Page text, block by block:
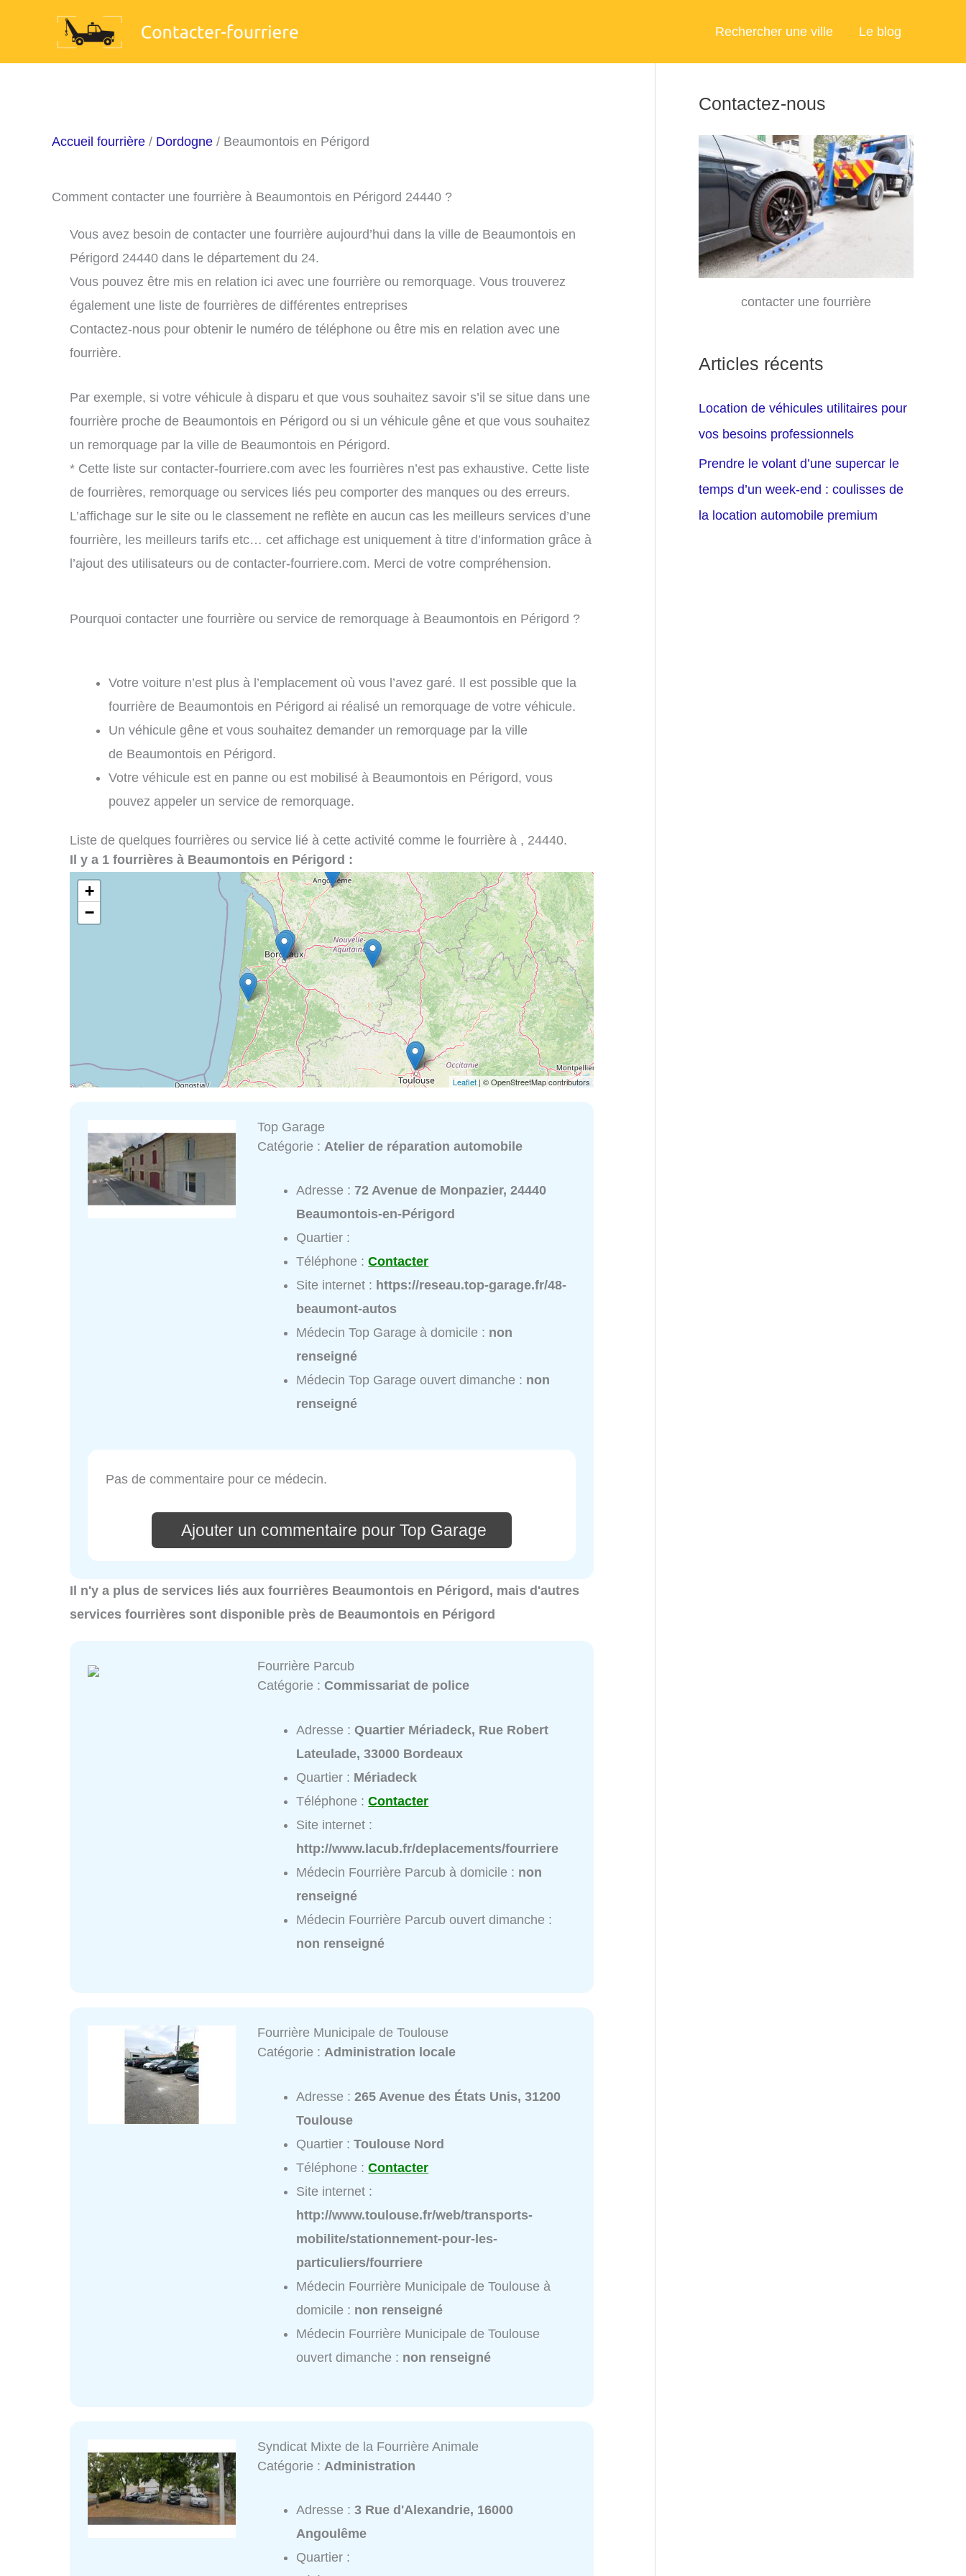
Rechercher une ville Le blog
Accueil fourrière / Dordogne / Beaumontois en Périgord
Comment contacter une fourrière à Beaumontois en Périgord 24440 ?
Vous avez besoin de contacter une fourrière aujourd’hui dans la ville de Beaumontois en
Périgord 24440 dans le département du 24.
Vous pouvez être mis en relation ici avec une fourrière ou remorquage. Vous trouverez
également une liste de fourrières de différentes entreprises
Contactez-nous pour obtenir le numéro de téléphone ou être mis en relation avec une
fourrière.
Par exemple, si votre véhicule à disparu et que vous souhaitez savoir s’il se situe dans une
fourrière proche de Beaumontois en Périgord ou si un véhicule gêne et que vous souhaitez
un remorquage par la ville de Beaumontois en Périgord.
* Cette liste sur contacter-fourriere.com avec les fourrières n’est pas exhaustive. Cette liste
de fourrières, remorquage ou services liés peu comporter des manques ou des erreurs.
L’affichage sur le site ou le classement ne reflète en aucun cas les meilleurs services d’une
fourrière, les meilleurs tarifs etc… cet affichage est uniquement à titre d’information grâce à
l’ajout des utilisateurs ou de contacter-fourriere.com. Merci de votre compréhension.
Pourquoi contacter une fourrière ou service de remorquage à Beaumontois en Périgord ?
Votre voiture n’est plus à l’emplacement où vous l’avez garé. Il est possible que la
fourrière de Beaumontois en Périgord ai réalisé un remorquage de votre véhicule.
Un véhicule gêne et vous souhaitez demander un remorquage par la ville
de Beaumontois en Périgord.
Votre véhicule est en panne ou est mobilisé à Beaumontois en Périgord, vous
pouvez appeler un service de remorquage.
Liste de quelques fourrières ou service lié à cette activité comme le fourrière à , 24440.
Il y a 1 fourrières à Beaumontois en Périgord :
+
−
Leaflet | © OpenStreetMap contributors
Top Garage
Catégorie : Atelier de réparation automobile
Adresse :72 Avenue de Monpazier, 24440
Beaumontois-en-Périgord
Quartier :
Téléphone :Contacter
Site internet : https://reseau.top-garage.fr/48-
beaumont-autos
Médecin Top Garage à domicile : non
renseigné
Médecin Top Garage ouvert dimanche : non
renseigné
Pas de commentaire pour ce médecin.
Ajouter un commentaire pour Top Garage
Il n'y a plus de services liés aux fourrières Beaumontois en Périgord, mais d'autres
services fourrières sont disponible près de Beaumontois en Périgord
Fourrière Parcub
Catégorie :Commissariat de police
Adresse :Quartier Mériadeck, Rue Robert
Lateulade, 33000 Bordeaux
Quartier : Mériadeck
Téléphone :Contacter
Site internet :
http://www.lacub.fr/deplacements/fourriere
Médecin Fourrière Parcub à domicile : non
renseigné
Médecin Fourrière Parcub ouvert dimanche :
non renseigné
Fourrière Municipale de Toulouse
Catégorie : Administration locale
Adresse :265 Avenue des États Unis, 31200
Toulouse
Quartier :Toulouse Nord
Téléphone :Contacter
Site internet :
http://www.toulouse.fr/web/transports-
mobilite/stationnement-pour-les-
particuliers/fourriere
Médecin Fourrière Municipale de Toulouse à
domicile : non renseigné
Médecin Fourrière Municipale de Toulouse
ouvert dimanche : non renseigné
Syndicat Mixte de la Fourrière Animale
Catégorie : Administration
Adresse :3 Rue d'Alexandrie, 16000
Angoulême
Quartier :
Contactez-nous
contacter une fourrière
Articles récents
Location de véhicules utilitaires pour
vos besoins professionnels
Prendre le volant d’une supercar le
temps d’un week-end : coulisses de
la location automobile premium